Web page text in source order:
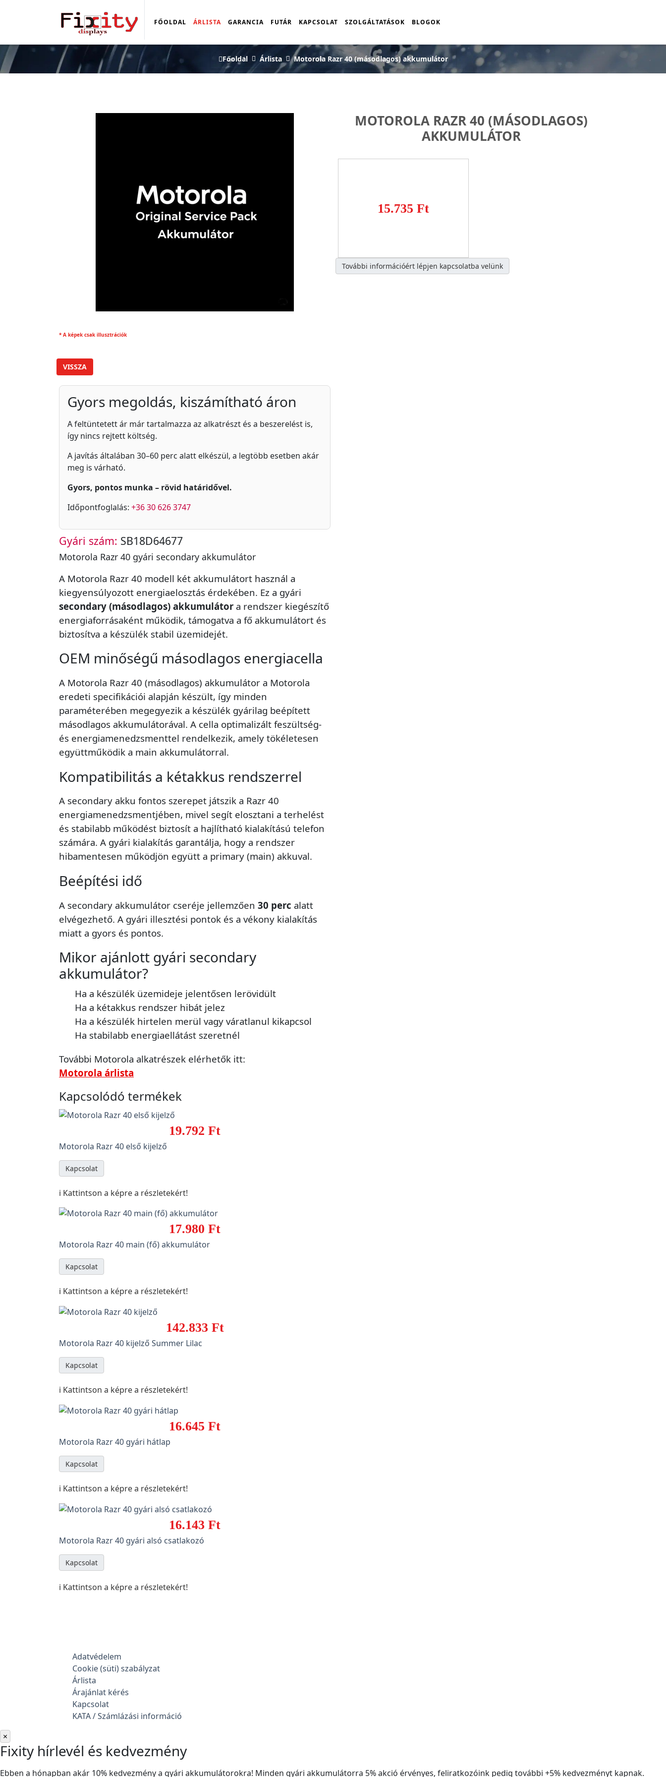
FŐOLDAL ÁRLISTA GARANCIA FUTÁR KAPCSOLAT SZOLGÁLTATÁSOK BLOGOK
Főoldal Árlista Motorola Razr 40 (másodlagos) akkumulátor
* A képek csak illusztrációk
MOTOROLA RAZR 40 (MÁSODLAGOS)
AKKUMULÁTOR
15.735 Ft
További információért lépjen kapcsolatba velünk
VISSZA
Gyors megoldás, kiszámítható áron
A feltüntetett ár már tartalmazza az alkatrészt és a beszerelést is,
így nincs rejtett költség.
A javítás általában 30–60 perc alatt elkészül, a legtöbb esetben akár
meg is várható.
Gyors, pontos munka – rövid határidővel.
Időpontfoglalás: +36 30 626 3747
Gyári szám: SB18D64677
Motorola Razr 40 gyári secondary akkumulátor
A Motorola Razr 40 modell két akkumulátort használ a
kiegyensúlyozott energiaelosztás érdekében. Ez a gyári
secondary (másodlagos) akkumulátor a rendszer kiegészítő
energiaforrásaként működik, támogatva a fő akkumulátort és
biztosítva a készülék stabil üzemidejét.
OEM minőségű másodlagos energiacella
A Motorola Razr 40 (másodlagos) akkumulátor a Motorola
eredeti specifikációi alapján készült, így minden
paraméterében megegyezik a készülék gyárilag beépített
másodlagos akkumulátorával. A cella optimalizált feszültség-
és energiamenedzsmenttel rendelkezik, amely tökéletesen
együttműködik a main akkumulátorral.
Kompatibilitás a kétakkus rendszerrel
A secondary akku fontos szerepet játszik a Razr 40
energiamenedzsmentjében, mivel segít elosztani a terhelést
és stabilabb működést biztosít a hajlítható kialakítású telefon
számára. A gyári kialakítás garantálja, hogy a rendszer
hibamentesen működjön együtt a primary (main) akkuval.
Beépítési idő
A secondary akkumulátor cseréje jellemzően 30 perc alatt
elvégezhető. A gyári illesztési pontok és a vékony kialakítás
miatt a gyors és pontos.
Mikor ajánlott gyári secondary
akkumulátor?
Ha a készülék üzemideje jelentősen lerövidült
Ha a kétakkus rendszer hibát jelez
Ha a készülék hirtelen merül vagy váratlanul kikapcsol
Ha stabilabb energiaellátást szeretnél
További Motorola alkatrészek elérhetők itt:
Motorola árlista
Kapcsolódó termékek
19.792 Ft
Motorola Razr 40 első kijelző
Kapcsolat
ℹ️ Kattintson a képre a részletekért!
17.980 Ft
Motorola Razr 40 main (fő) akkumulátor
Kapcsolat
ℹ️ Kattintson a képre a részletekért!
142.833 Ft
Motorola Razr 40 kijelző Summer Lilac
Kapcsolat
ℹ️ Kattintson a képre a részletekért!
16.645 Ft
Motorola Razr 40 gyári hátlap
Kapcsolat
ℹ️ Kattintson a képre a részletekért!
16.143 Ft
Motorola Razr 40 gyári alsó csatlakozó
Kapcsolat
ℹ️ Kattintson a képre a részletekért!
Adatvédelem
Cookie (süti) szabályzat
Árlista
Árajánlat kérés
Kapcsolat
KATA / Számlázási információ
×
Fixity hírlevél és kedvezmény
Ebben a hónapban akár 10% kedvezmény a gyári akkumulátorokra! Minden gyári akkumulátorra 5% akció érvényes, feliratkozóink pedig további +5% kedvezményt kapnak.